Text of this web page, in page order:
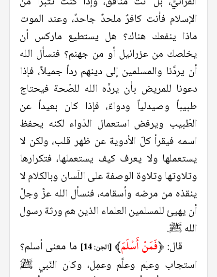
الإسلام فأنت كافرٌ ملحدٌ جاحدٌ، وعند الموت
ماذا ينفعك هناك؟ هل يستطيع ماركس أن
يخلصك من عزرائيل أو من جهنم؟ فنسأل الله
أن يردَّنا والمسلمين إلى دينهم رداً جميلاً، فإذا
دعونا للمريض بأن يردَّه الله للصّحة فيحتاج
طبيباً وصيدلياً ودواءً، فإذا كان بعيداً عن
الطّبيب ويرفض استعمال الدّواء لكنه يحفظ
اسمه فيقرأ كلّ الأدوية عن ظهر قلب، ولكن لا
يستعملها ولا يعرف كيف يستعملها، فتكرارها
وتلاوتها وتلاوة الوصفة على اللّسان وبالكلام لا
ينقذه من مرضه وأسقامه، فنسأل الله عزَّ وجلَّ
أن يهيئ للمسلمين العلماء الذين هم ورثة رسول
الله ﷺ.
قال: ﴿فَمَنْ أَسْلَمَ﴾ [الجن: 14]
ما معنى أسلم؟
استجاب وعلِم وعلَّم وعمِل، وكان النّبي ﷺ